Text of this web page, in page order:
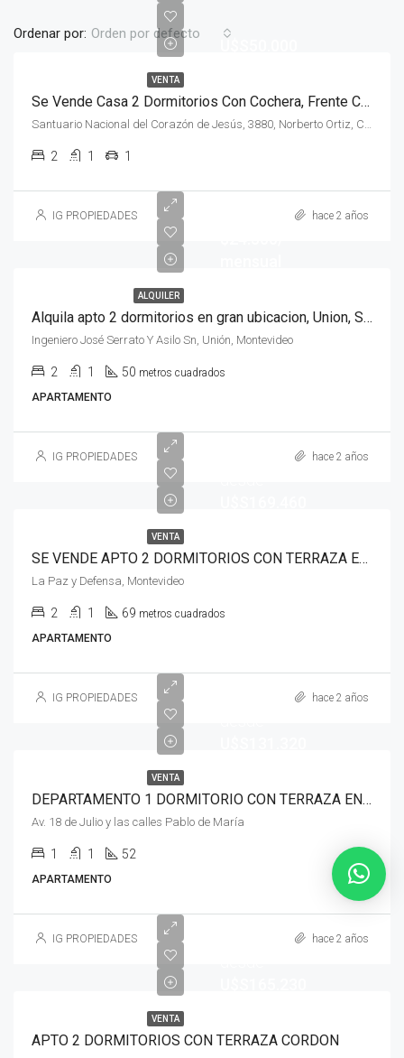
Ordenar por: Orden por defecto
VENTA
Se Vende Casa 2 Dormitorios Con Cochera, Frente Con Parrilllero Y Altillo
Santuario Nacional del Corazón de Jesús, 3880, Norberto Ortiz, Cerrito, Brazo Oriental, Montevideo, 12000, Uruguay
2 1 1
IG PROPIEDADES hace 2 años
ALQUILER
Alquila apto 2 dormitorios en gran ubicacion, Union, Sin gastos comunes y azotea
Ingeniero José Serrato Y Asilo Sn, Unión, Montevideo
2 1 50 metros cuadrados
APARTAMENTO
IG PROPIEDADES hace 2 años
VENTA
SE VENDE APTO 2 DORMITORIOS CON TERRAZA EN LA COMERCIAL
La Paz y Defensa, Montevideo
2 1 69 metros cuadrados
APARTAMENTO
IG PROPIEDADES hace 2 años
VENTA
DEPARTAMENTO 1 DORMITORIO CON TERRAZA EN CORDON EXCELENTE UBICACION
Av. 18 de Julio y las calles Pablo de María
1 1 52
APARTAMENTO
IG PROPIEDADES hace 2 años
VENTA
APTO 2 DORMITORIOS CON TERRAZA CORDON